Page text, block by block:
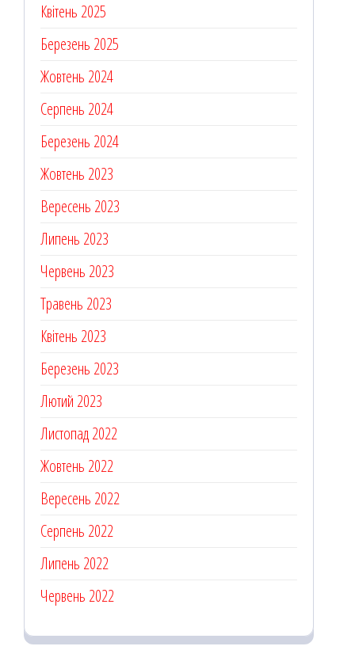
Квітень 2025
Березень 2025
Жовтень 2024
Серпень 2024
Березень 2024
Жовтень 2023
Вересень 2023
Липень 2023
Червень 2023
Травень 2023
Квітень 2023
Березень 2023
Лютий 2023
Листопад 2022
Жовтень 2022
Вересень 2022
Серпень 2022
Липень 2022
Червень 2022